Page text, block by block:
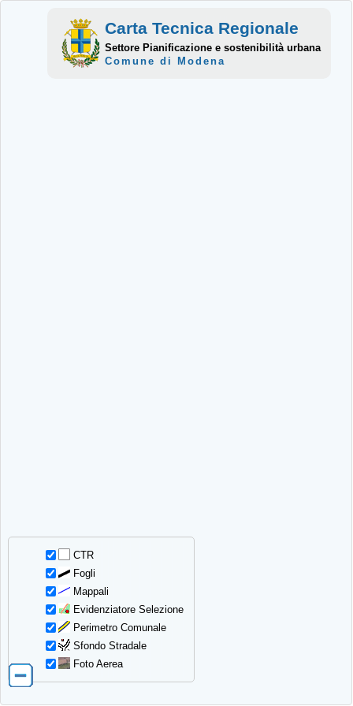
CTR
Fogli
Mappali
Evidenziatore Selezione
Perimetro Comunale
Sfondo Stradale
Foto Aerea
Carta Tecnica Regionale
Settore Pianificazione e sostenibilità urbana
Comune di Modena